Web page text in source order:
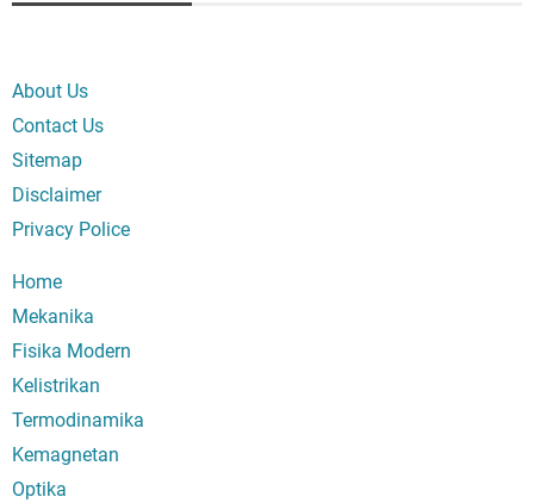
About Us
Contact Us
Sitemap
Disclaimer
Privacy Police
Home
Mekanika
Fisika Modern
Kelistrikan
Termodinamika
Kemagnetan
Optika